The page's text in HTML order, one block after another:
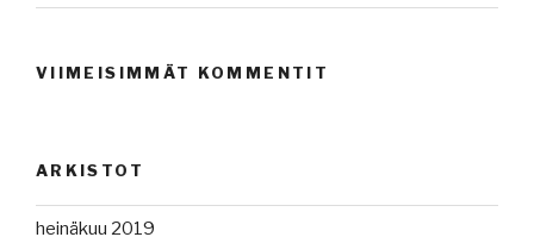
VIIMEISIMMÄT KOMMENTIT
ARKISTOT
heinäkuu 2019